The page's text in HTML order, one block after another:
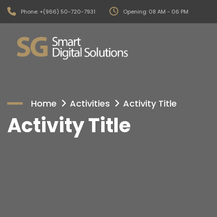
Phone: +(966) 50-720-7931 Opening: 08 AM - 06 PM
Home Activities Activity Title
Activity Title